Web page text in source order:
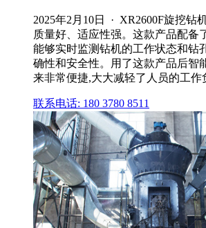
2025年2月10日 · XR2600F旋挖钻
质量好、适应性强。这款产品配备
能够实时监测钻机的工作状态和钻
确性和安全性。用了这款产品后智
来非常便捷,大大减轻了人员的工作
联系电话: 180 3780 8511